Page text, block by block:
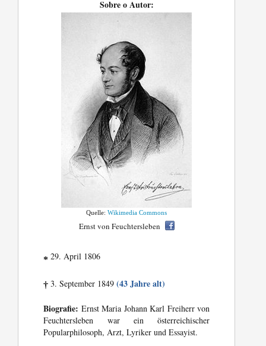
Sobre o Autor:
Quelle:Wikimedia Commons
Ernst von Feuchtersleben
* 29. April 1806
† 3. September 1849(43 Jahre alt)
Biografie: Ernst Maria Johann Karl Freiherr von
Feuchtersleben war ein österreichischer
Popularphilosoph, Arzt, Lyriker und Essayist.